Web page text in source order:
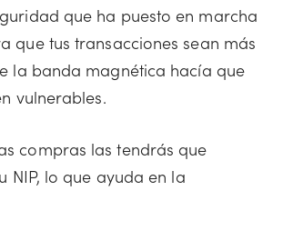
que ha puesto en marcha
que tus transacciones sean más
la banda magnética hacía que
vulnerables.
compras las tendrás que
NIP, lo que ayuda en la